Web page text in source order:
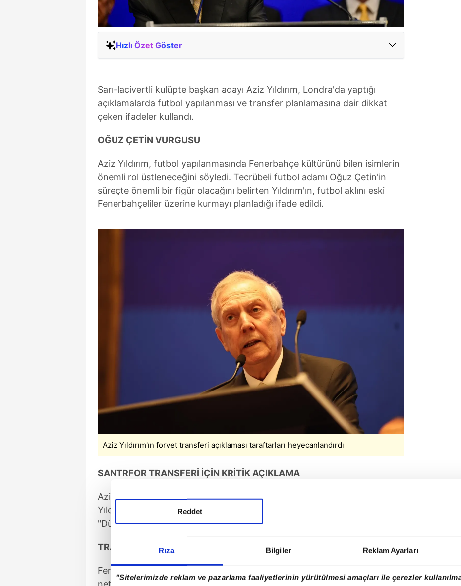
Rıza Bilgiler Reklam Ayarları
"Sitelerimizde reklam ve pazarlama faaliyetlerinin yürütülmesi amaçları ile çerezler
Reddet
Hızlı Özet Göster
Sarı-lacivertli kulüpte başkan adayı Aziz Yıldırım, Londra'da yaptığı
açıklamalarda futbol yapılanması ve transfer planlamasına dair dikkat
çeken ifadeler kullandı.
OĞUZ ÇETİN VURGUSU
Aziz Yıldırım, futbol yapılanmasında Fenerbahçe kültürünü bilen isimlerin
önemli rol üstleneceğini söyledi. Tecrübeli futbol adamı Oğuz Çetin'in
süreçte önemli bir figür olacağını belirten Yıldırım'ın, futbol aklını eski
Fenerbahçeliler üzerine kurmayı planladığı ifade edildi.
Aziz Yıldırım'ın forvet transferi açıklaması taraftarları heyecanlandırdı
SANTRFOR TRANSFERİ İÇİN KRİTİK AÇIKLAMA
Aziz Yıldırım, santrfor transferi konusunda da önemli mesajlar verdi.
Yıldırım, yıldız golcü transferi için görüşmelerin sürdüğünü belirterek
"Dün görüştüm" ifadelerini kullandı.
TRANSFER TARİHİNİ AÇIKLADI
Fenerbahçe başkan adayı, transfer sürecinin seçim öncesinde
netleşmesini hedeflediklerini söyledi. Aziz Yıldırım'ın, taraftarı